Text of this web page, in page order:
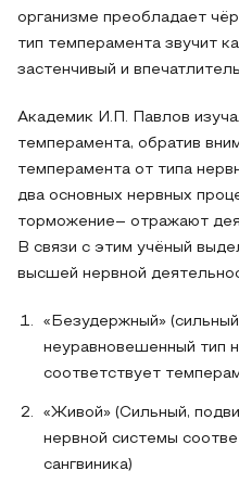
организме преобладает
тип темперамента звучит
застенчивый и
Академик И.П. Павлов
темперамента, обратив
темперамента от типа
два основных нервных
торможение– отражают
В связи с этим учёный
высшей нервной
«Безудержный»
неуравновешенный тип
соответствует
«Живой» (Сильный,
нервной системы
сангвиника)